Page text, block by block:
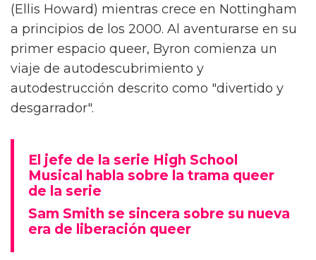
(Ellis Howard) mientras crece en Nottingham
a principios de los 2000. Al aventurarse en su
primer espacio queer, Byron comienza un
viaje de autodescubrimiento y
autodestrucción descrito como "divertido y
desgarrador".
El jefe de la serie High School
Musical habla sobre la trama queer
de la serie
Sam Smith se sincera sobre su nueva
era de liberación queer